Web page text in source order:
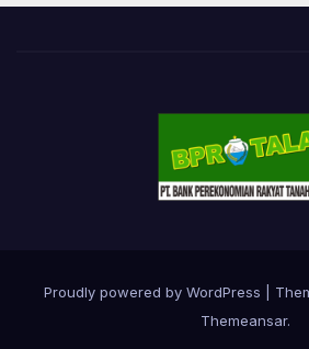
Proudly powered by WordPress
Themeansar.